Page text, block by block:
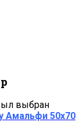
выбран
Амальфи 50х70